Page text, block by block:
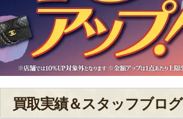
買取実績＆スタッフブログ